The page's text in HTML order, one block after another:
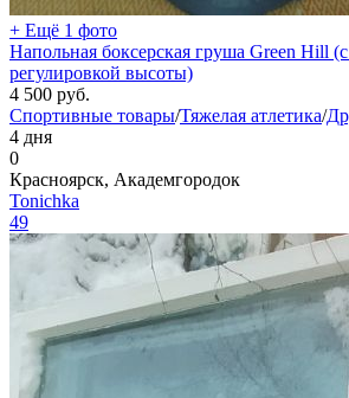
+ Ещё 1 фото
Напольная боксерская груша Green Hill
регулировкой высоты)
4 500 руб.
Спортивные товары/Тяжелая атлетика/
4 дня
0
Красноярск, Академгородок
Tonichka
49